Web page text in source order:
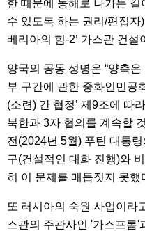
한 때문에 동해로 나가는
수 있도록 하는 권리/편집자)
베리아의 힘-2’ 가스관 건설
양국의 공동 성명은 “양측
부 구간에 관한 중화인민공
(소련) 간 협정’ 제9조에 따
북한과 3자 협의를 계속할
전(2024년 5월) 푸틴 대통
구(건설적인 대화 진행)와
히 이 문제를 매듭짓지 못했
또 러시아의 숙원 사업이라
스관의 주관사인 '가스프롬'